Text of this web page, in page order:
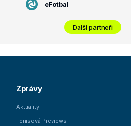
eFotbal
Další partneři
Zprávy
Aktuality
Tenisová Previews